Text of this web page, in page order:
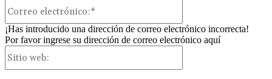
¡Has introducido una dirección de correo electrónico incorrecta!
Por favor ingrese su dirección de correo electrónico aquí